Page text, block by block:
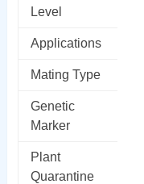
Level
Applications
Mating Type
Genetic
Marker
Plant
Quarantine